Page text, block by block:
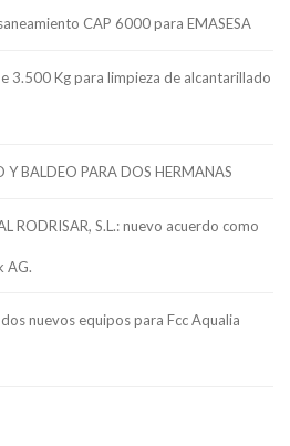
CAP 6000 para EMASESA
3.500 Kg para limpieza de alcantarillado
Y BALDEO PARA DOS HERMANAS
RODRISAR, S.L.: nuevo acuerdo como
AG.
nuevos equipos para Fcc Aqualia